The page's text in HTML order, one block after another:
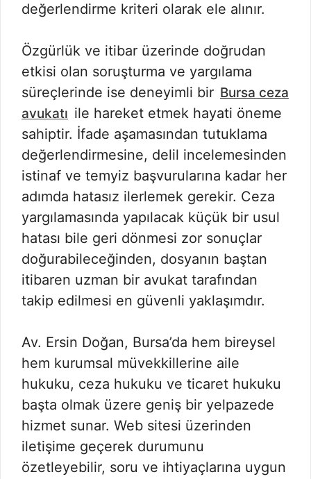
değerlendirme kriteri olarak ele alınır.
Özgürlük ve itibar üzerinde doğrudan
etkisi olan soruşturma ve yargılama
süreçlerinde ise deneyimli bir Bursa ceza
avukatı ile hareket etmek hayati öneme
sahiptir. İfade aşamasından tutuklama
değerlendirmesine, delil incelemesinden
istinaf ve temyiz başvurularına kadar her
adımda hatasız ilerlemek gerekir. Ceza
yargılamasında yapılacak küçük bir usul
hatası bile geri dönmesi zor sonuçlar
doğurabileceğinden, dosyanın baştan
itibaren uzman bir avukat tarafından
takip edilmesi en güvenli yaklaşımdır.
Av. Ersin Doğan, Bursa’da hem bireysel
hem kurumsal müvekkillerine aile
hukuku, ceza hukuku ve ticaret hukuku
başta olmak üzere geniş bir yelpazede
hizmet sunar. Web sitesi üzerinden
iletişime geçerek durumunu
özetleyebilir, soru ve ihtiyaçlarına uygun